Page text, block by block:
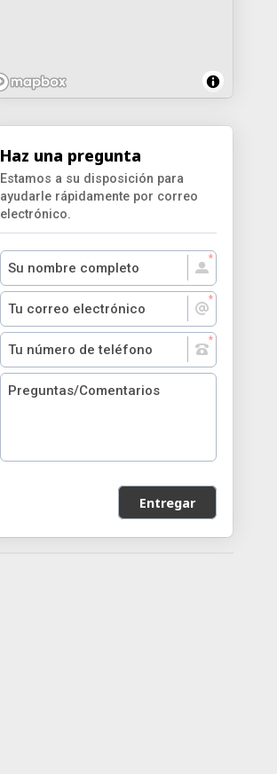
Haz una pregunta
Estamos a su disposición para
ayudarle rápidamente por correo
electrónico.
Entregar